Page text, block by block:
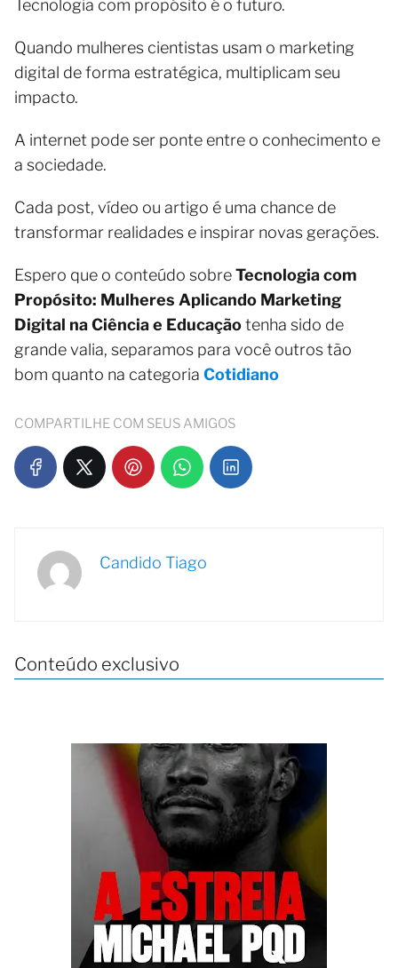
Tecnologia com propósito é o futuro.
Quando mulheres cientistas usam o marketing
digital de forma estratégica, multiplicam seu
impacto.
A internet pode ser ponte entre o conhecimento e
a sociedade.
Cada post, vídeo ou artigo é uma chance de
transformar realidades e inspirar novas gerações.
Espero que o conteúdo sobreTecnologia com
Propósito: Mulheres Aplicando Marketing
Digital na Ciência e Educaçãotenha sido de
grande valia, separamos para você outros tão
bom quanto na categoria Cotidiano
COMPARTILHE COM SEUS AMIGOS
Candido Tiago
Conteúdo exclusivo